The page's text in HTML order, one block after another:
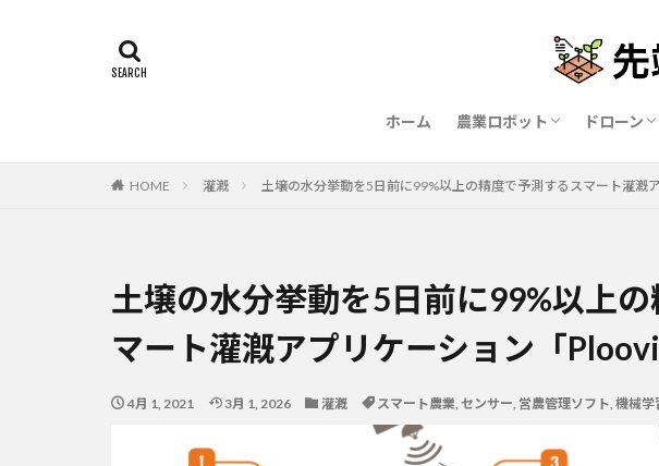
ホーム 農業ロボット
農業ロボットメーカー比較
ドローン
ドロー
ハウス
HOME 灌漑 土壌の水分挙動を5日前に99%以上の精度で予測するスマート灌漑
土壌の水分挙動を5日前に99%以上
マート灌漑アプリケーション「
4月 1, 2021 3月 1, 2026 灌漑 スマート農業, センサー, 営農管理ソフト, 機械学